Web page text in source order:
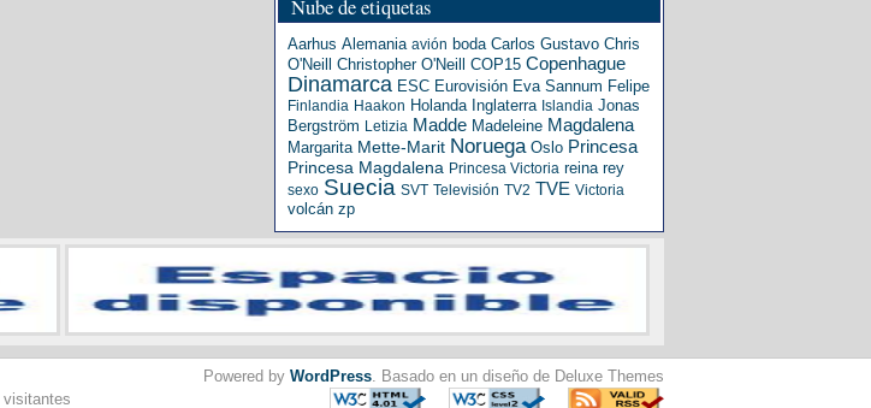
Nube de etiquetas
Aarhus Alemania avión boda Carlos Gustavo Chris
O'Neill
Christopher O'Neill COP15 Copenhague
Dinamarca ESC Eurovisión Eva Sannum Felipe
Finlandia Haakon Holanda Inglaterra Islandia Jonas
Bergström Letizia Madde Madeleine Magdalena
Margarita Mette-Marit Noruega Oslo Princesa
Princesa Magdalena Princesa Victoria reina rey
sexo Suecia SVT Televisión TV2 TVE Victoria
volcán zp
visitantes
Powered by WordPress. Basado en un diseño de Deluxe Themes